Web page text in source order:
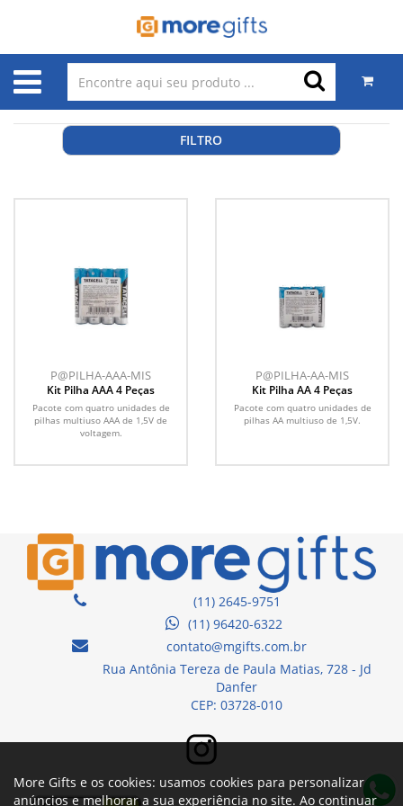
FILTRO
P@PILHA-AAA-MIS
Kit Pilha AAA 4 Peças
Pacote com quatro unidades de
pilhas multiuso AAA de 1,5V de
voltagem.
P@PILHA-AA-MIS
Kit Pilha AA 4 Peças
Pacote com quatro unidades de
pilhas AA multiuso de 1,5V.
(11) 2645-9751
(11) 96420-6322
contato@mgifts.com.br
Rua Antônia Tereza de Paula Matias, 728 - Jd
Danfer
CEP: 03728-010
More Gifts e os cookies: usamos cookies para personalizar
anúncios e melhorar a sua experiência no site. Ao continuar